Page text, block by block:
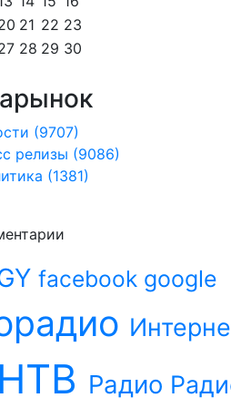
21 22 23
28 29 30
(9707)
релизы (9086)
(1381)
facebook google
НТВ Радио